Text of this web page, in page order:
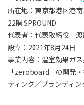
所在地：東京都港区港
22階 SPROUND
代表者：代表取締役 渡
設立：2021年8月24日
事業内容：温室効果ガ
「zeroboard」の開発
ティング／ブランディ